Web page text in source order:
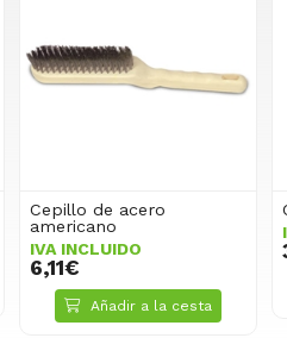
Cepillos antipelusas ud.
IVA INCLUIDO
3,51€
Añadir a la cesta